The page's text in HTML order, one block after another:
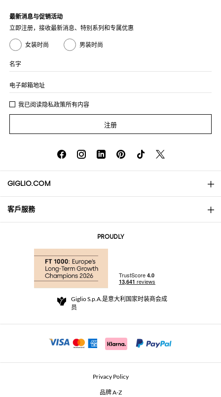
最新消息与促销活动
立即注册，接收最新消息、特别系列和专属优惠
女装时尚 男装时尚
名字
电子邮箱地址
我已阅读隐私政策所有内容
注册
GIGLIO.COM
About
Community Store
Beauty Seekers VIP Club
客戶服務
退货与退款
For a safe shopping experience
Security Communication
PROUDLY
Giglio S.p.A.是意大利国家时装商会成
员
Privacy Policy
品牌 A-Z